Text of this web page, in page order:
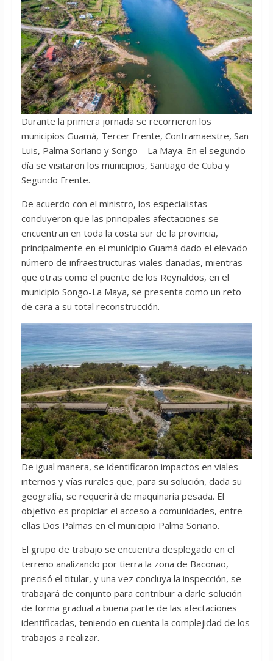
Durante la primera jornada se recorrieron los
municipios Guamá, Tercer Frente, Contramaestre, San
Luis, Palma Soriano y Songo – La Maya. En el segundo
día se visitaron los municipios, Santiago de Cuba y
Segundo Frente.
De acuerdo con el ministro, los especialistas
concluyeron que las principales afectaciones se
encuentran en toda la costa sur de la provincia,
principalmente en el municipio Guamá dado el elevado
número de infraestructuras viales dañadas, mientras
que otras como el puente de los Reynaldos, en el
municipio Songo-La Maya, se presenta como un reto
de cara a su total reconstrucción.
De igual manera, se identificaron impactos en viales
internos y vías rurales que, para su solución, dada su
geografía, se requerirá de maquinaria pesada. El
objetivo es propiciar el acceso a comunidades, entre
ellas Dos Palmas en el municipio Palma Soriano.
El grupo de trabajo se encuentra desplegado en el
terreno analizando por tierra la zona de Baconao,
precisó el titular, y una vez concluya la inspección, se
trabajará de conjunto para contribuir a darle solución
de forma gradual a buena parte de las afectaciones
identificadas, teniendo en cuenta la complejidad de los
trabajos a realizar.